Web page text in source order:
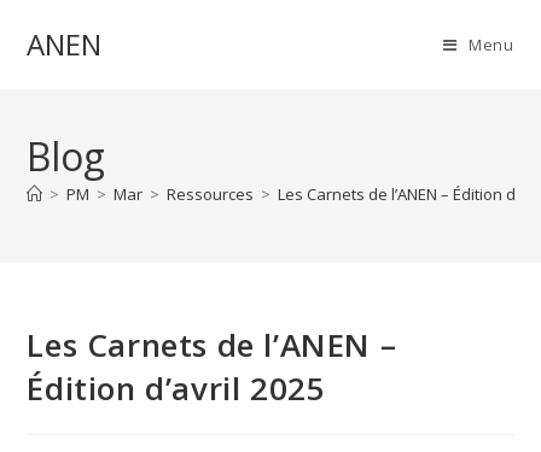
ANEN Menu
Blog
> PM > Mar > Ressources > Les Carnets de l’ANEN – Édition
Les Carnets de l’ANEN –
Édition d’avril 2025